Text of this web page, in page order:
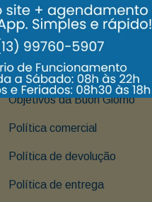
Institucional
Objetivos da Buon Giorno
Política comercial
Política de devolução
Política de entrega